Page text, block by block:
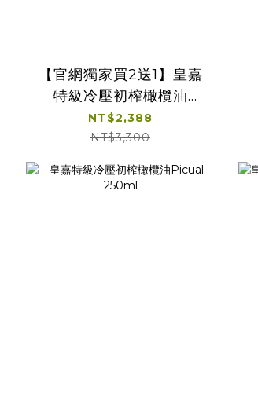
【官網獨家買2送1】皇嘉
特級冷壓初榨橄欖油
500ml任選2入贈
100ml*1
NT$2,388
NT$3,300